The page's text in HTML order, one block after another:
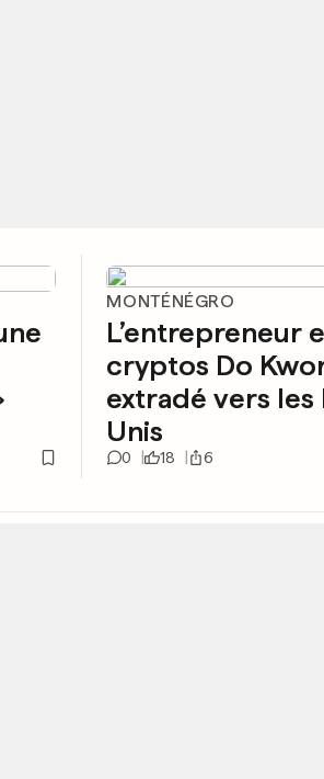
MONTÉNÉGRO
L’entrepreneur
cryptos Do
extradé vers les
Unis
0 18 6